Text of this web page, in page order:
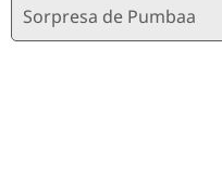
Sorpresa de Pumbaa